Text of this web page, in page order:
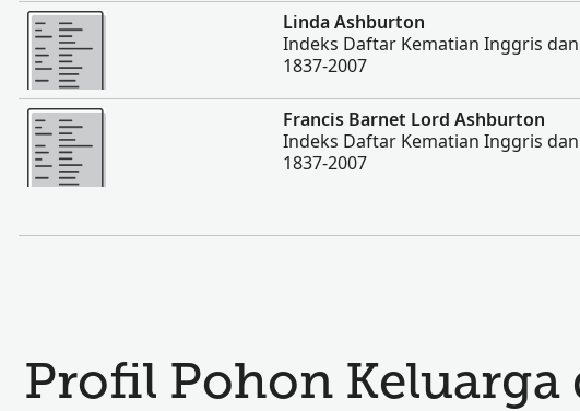
Lebih banyak
Linda Ashburton
Indeks Daftar Kematian Inggris dan
1837-2007
Lebih banyak
Francis Barnet Lord Ashburton
Indeks Daftar Kematian Inggris dan
1837-2007
Profil Pohon